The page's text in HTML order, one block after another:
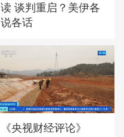
读 谈判重启？美伊各
说各话
《央视财经评论》